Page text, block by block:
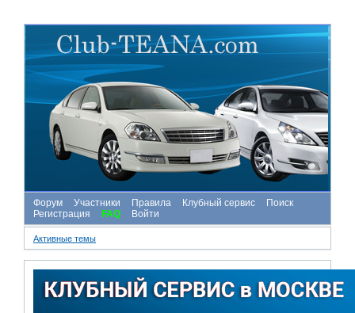
Форум Участники Правила Клубный сервис
Поиск
Регистрация
FAQ Войти
Активные темы